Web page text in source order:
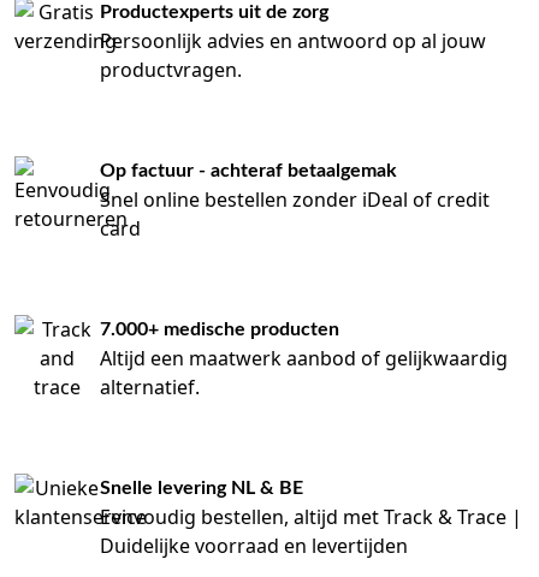
Productexperts uit de zorg
Persoonlijk advies en antwoord op al jouw
productvragen.
Op factuur - achteraf betaalgemak
Snel online bestellen zonder iDeal of credit
card
7.000+ medische producten
Altijd een maatwerk aanbod of gelijkwaardig
alternatief.
Snelle levering NL & BE
Eenvoudig bestellen, altijd met Track & Trace |
Duidelijke voorraad en levertijden